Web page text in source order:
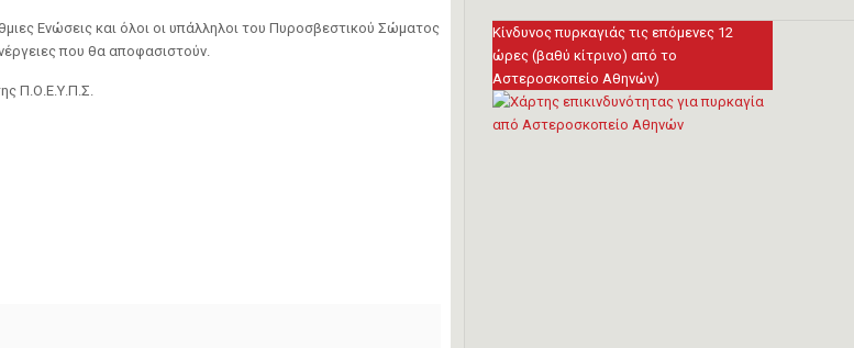
Ενώσεις και όλοι οι υπάλληλοι του Πυροσβεστικού Σώματος
που θα αποφασιστούν.
Π.Ο.Ε.Υ.Π.Σ.
Κίνδυνος πυρκαγιάς τις επόμενες 12
ώρες (βαθύ κίτρινο) από το
Αστεροσκοπείο Αθηνών)